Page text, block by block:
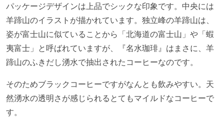
パッケージデザインは上品でシックな印象です。中央には
羊蹄山のイラストが描かれています。独立峰の羊蹄山は、
姿が富士山に似ていることから「北海道の富士山」や「蝦
夷富士」と呼ばれていますが、『名水珈琲』はまさに、羊
蹄山のふきだし湧水で抽出されたコーヒーなのです。
そのためブラックコーヒーですがなんとも飲みやすい。天
然湧水の透明さが感じられるとてもマイルドなコーヒーで
す。